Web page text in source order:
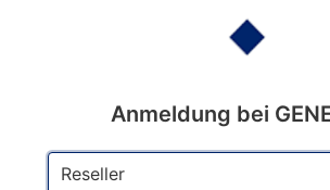
Anmeldung bei